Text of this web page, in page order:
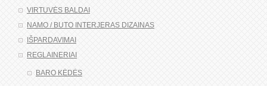
VIRTUVĖS BALDAI
NAMO / BUTO INTERJERAS DIZAINAS
IŠPARDAVIMAI
REGLAINERIAI
BARO KĖDĖS